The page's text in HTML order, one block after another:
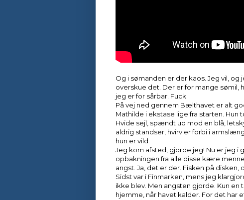
Og i sømanden er der kaos. Jeg vil,
overskue det. Der er for mange sømil,
jeg er for sårbar. Fuck.
På vej ned gennem Bælthavet er alt
Mathilde i ekstase lige fra starten.
Hvide sejl, spændt ud mod en blå,
aldrig standser, hvirvler forbi i
hun er vild.
Jeg kom afsted, gjorde jeg! Nu er jeg i
opbakningen fra alle disse kære
angst. Ja, det er der. Fisken på
Sidst var i Finmarken, mens jeg
ikke blev. Men angsten gjorde. Kun
hjemme, når havet kalder. For det har